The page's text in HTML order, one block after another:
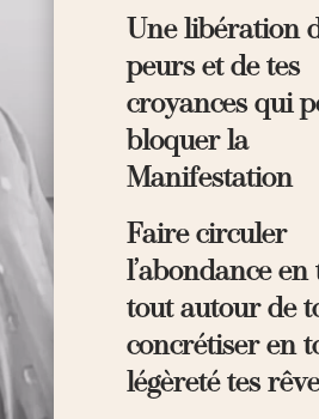
Une libération
peurs et de tes
croyances qui
bloquer la
Manifestation
Faire circuler
l’abondance en
tout autour de
concrétiser en
légèreté tes